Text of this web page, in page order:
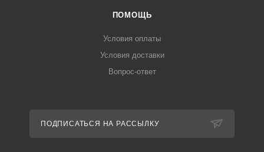
ПОМОЩЬ
Условия оплаты
Условия доставки
Вопрос-ответ
ПОДПИСАТЬСЯ НА РАССЫЛКУ